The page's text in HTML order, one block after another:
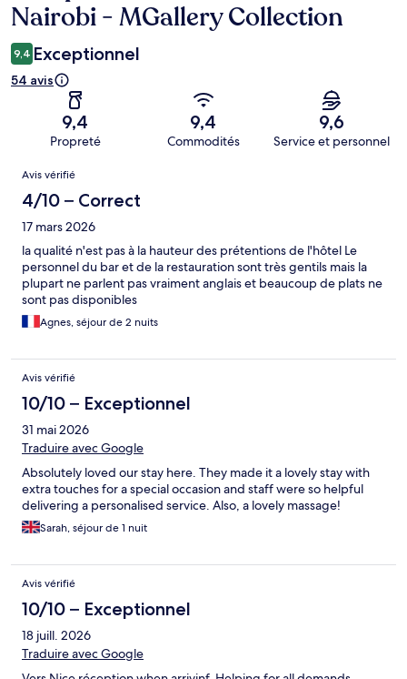
Nairobi - MGallery Collection
9,4 Exceptionnel
54 avis
9,4
Propreté
9,4
Commodités
9,6
Service et personnel
Avis
Avis vérifié
4/10 – Correct
17 mars 2026
la qualité n'est pas à la hauteur des prétentions de l'hôtel Le
personnel du bar et de la restauration sont très gentils mais la
plupart ne parlent pas vraiment anglais et beaucoup de plats ne
sont pas disponibles
Agnes, séjour de 2 nuits
Avis vérifié
10/10 – Exceptionnel
31 mai 2026
Traduire avec Google
Absolutely loved our stay here. They made it a lovely stay with
extra touches for a special occasion and staff were so helpful
delivering a personalised service. Also, a lovely massage!
Sarah, séjour de 1 nuit
Avis vérifié
10/10 – Exceptionnel
18 juill. 2026
Traduire avec Google